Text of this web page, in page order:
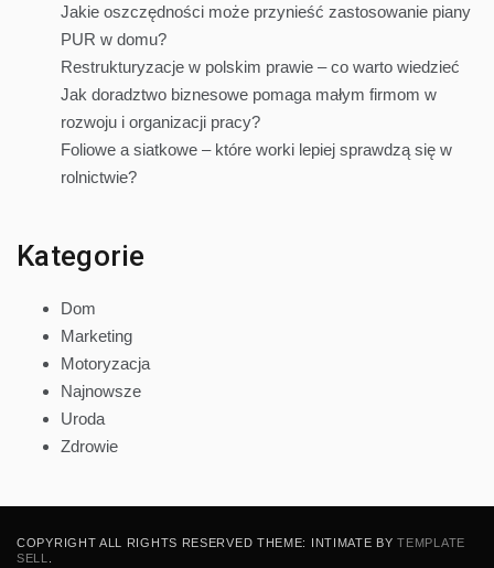
Jakie oszczędności może przynieść zastosowanie piany
PUR w domu?
Restrukturyzacje w polskim prawie – co warto wiedzieć
Jak doradztwo biznesowe pomaga małym firmom w
rozwoju i organizacji pracy?
Foliowe a siatkowe – które worki lepiej sprawdzą się w
rolnictwie?
Kategorie
Dom
Marketing
Motoryzacja
Najnowsze
Uroda
Zdrowie
COPYRIGHT ALL RIGHTS RESERVED THEME: INTIMATE BYTEMPLATE
SELL